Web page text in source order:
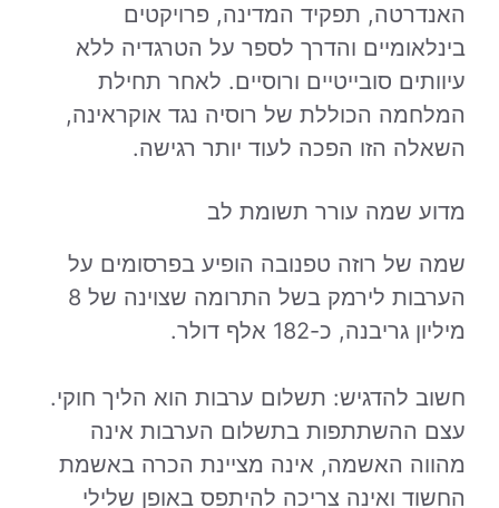
האנדרטה, תפקיד המדינה, פרויקטים
בינלאומיים והדרך לספר על הטרגדיה ללא
עיוותים סובייטיים ורוסיים. לאחר תחילת
המלחמה הכוללת של רוסיה נגד אוקראינה,
השאלה הזו הפכה לעוד יותר רגישה.
מדוע שמה עורר תשומת לב
שמה של רוזה טפנובה הופיע בפרסומים על
הערבות לירמק בשל התרומה שצוינה של 8
מיליון גריבנה, כ-182 אלף דולר.
חשוב להדגיש: תשלום ערבות הוא הליך חוקי.
עצם ההשתתפות בתשלום הערבות אינה
מהווה האשמה, אינה מציינת הכרה באשמת
החשוד ואינה צריכה להיתפס באופן שלילי